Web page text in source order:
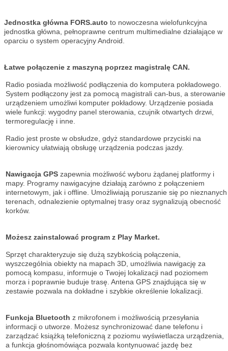
Jednostka główna FORS.auto to nowoczesna wielofunkcyjna
jednostka główna, pełnoprawne centrum multimedialne działające w
oparciu o system operacyjny Android.
Łatwe połączenie z maszyną poprzez magistralę CAN.
Radio posiada możliwość podłączenia do komputera pokładowego.
System podłączony jest za pomocą magistrali can-bus, a sterowanie
urządzeniem umożliwi komputer pokładowy. Urządzenie posiada
wiele funkcji: wygodny panel sterowania, czujnik otwartych drzwi,
termoregulację i inne.
Radio jest proste w obsłudze, gdyż standardowe przyciski na
kierownicy ułatwiają obsługę urządzenia podczas jazdy.
Nawigacja GPS zapewnia możliwość wyboru żądanej platformy i
mapy. Programy nawigacyjne działają zarówno z połączeniem
internetowym, jak i offline. Umożliwiają poruszanie się po nieznanych
terenach, odnalezienie optymalnej trasy oraz sygnalizują obecność
korków.
Możesz zainstalować program z Play Market.
Sprzęt charakteryzuje się dużą szybkością połączenia,
wyszczególnia obiekty na mapach 3D, umożliwia nawigację za
pomocą kompasu, informuje o Twojej lokalizacji nad poziomem
morza i poprawnie buduje trasę. Antena GPS znajdująca się w
zestawie pozwala na dokładne i szybkie określenie lokalizacji.
Funkcja Bluetooth z mikrofonem i możliwością przesyłania
informacji o utworze. Możesz synchronizować dane telefonu i
zarządzać książką telefoniczną z poziomu wyświetlacza urządzenia,
a funkcja głośnomówiąca pozwala kontynuować jazdę bez